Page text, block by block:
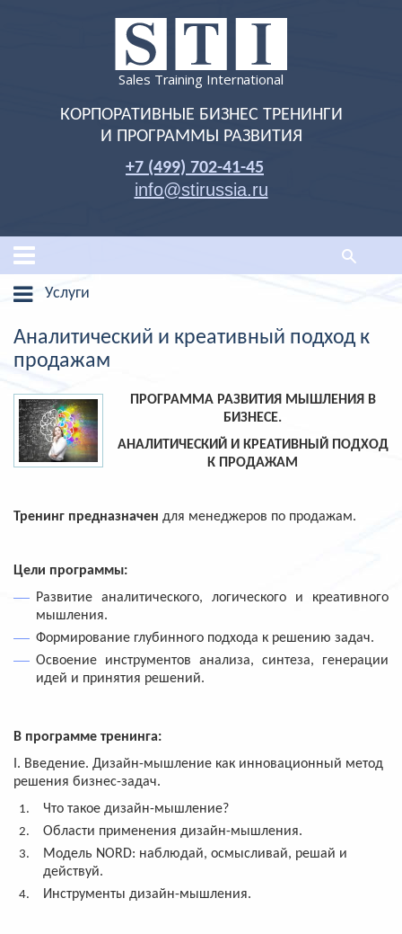
Sales Training International
КОРПОРАТИВНЫЕ БИЗНЕС ТРЕНИНГИ
И ПРОГРАММЫ РАЗВИТИЯ
+7 (499) 702-41-45
info@stirussia.ru
Услуги
Аналитический и креативный подход к
продажам
ПРОГРАММА РАЗВИТИЯ МЫШЛЕНИЯ В
БИЗНЕСЕ.
АНАЛИТИЧЕСКИЙ И КРЕАТИВНЫЙ ПОДХОД
К ПРОДАЖАМ
Тренинг предназначен для менеджеров по продажам.
Цели программы:
Развитие аналитического, логического и креативного
мышления.
Формирование глубинного подхода к решению задач.
Освоение инструментов анализа, синтеза, генерации
идей и принятия решений.
В программе тренинга:
. Введение. Дизайн-мышление как инновационный метод
решения бизнес-задач.
Что такое дизайн-мышление?
Области применения дизайн-мышления.
Модель NORD: наблюдай, осмысливай, решай и
действуй.
Инструменты дизайн-мышления.